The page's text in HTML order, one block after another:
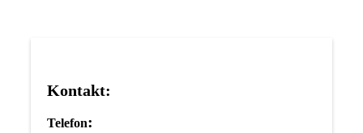
Kontakt:
Telefon: